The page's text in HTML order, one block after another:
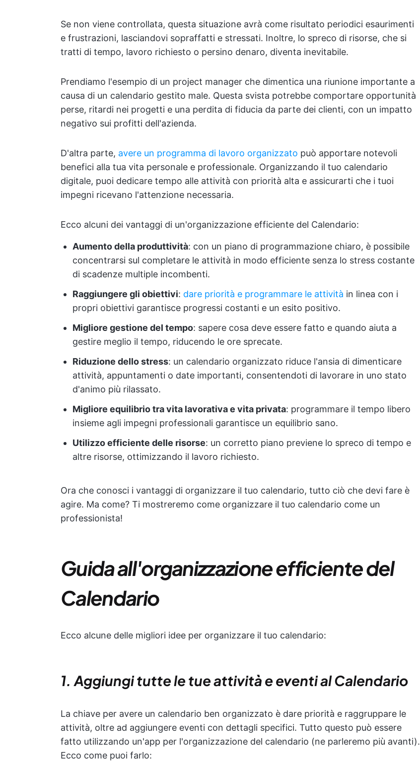
Se non viene controllata, questa situazione avrà come risultato periodici esaurimenti
e frustrazioni, lasciandovi sopraffatti e stressati. Inoltre, lo spreco di risorse, che si
tratti di tempo, lavoro richiesto o persino denaro, diventa inevitabile.
Prendiamo l'esempio di un project manager che dimentica una riunione importante a
causa di un calendario gestito male. Questa svista potrebbe comportare opportunità
perse, ritardi nei progetti e una perdita di fiducia da parte dei clienti, con un impatto
negativo sui profitti dell'azienda.
D'altra parte, avere un programma di lavoro organizzato può apportare notevoli
benefici alla tua vita personale e professionale. Organizzando il tuo calendario
digitale, puoi dedicare tempo alle attività con priorità alta e assicurarti che i tuoi
impegni ricevano l'attenzione necessaria.
Ecco alcuni dei vantaggi di un'organizzazione efficiente del Calendario:
Aumento della produttività: con un piano di programmazione chiaro, è possibile
concentrarsi sul completare le attività in modo efficiente senza lo stress costante
di scadenze multiple incombenti.
Raggiungere gli obiettivi: dare priorità e programmare le attività in linea con i
propri obiettivi garantisce progressi costanti e un esito positivo.
Migliore gestione del tempo: sapere cosa deve essere fatto e quando aiuta a
gestire meglio il tempo, riducendo le ore sprecate.
Riduzione dello stress: un calendario organizzato riduce l'ansia di dimenticare
attività, appuntamenti o date importanti, consentendoti di lavorare in uno stato
d'animo più rilassato.
Migliore equilibrio tra vita lavorativa e vita privata: programmare il tempo libero
insieme agli impegni professionali garantisce un equilibrio sano.
Utilizzo efficiente delle risorse: un corretto piano previene lo spreco di tempo e
altre risorse, ottimizzando il lavoro richiesto.
Ora che conosci i vantaggi di organizzare il tuo calendario, tutto ciò che devi fare è
agire. Ma come? Ti mostreremo come organizzare il tuo calendario come un
professionista!
Guida all'organizzazione efficiente del
Calendario
Ecco alcune delle migliori idee per organizzare il tuo calendario:
1. Aggiungi tutte le tue attività e eventi al Calendario
La chiave per avere un calendario ben organizzato è dare priorità e raggruppare le
attività, oltre ad aggiungere eventi con dettagli specifici. Tutto questo può essere
fatto utilizzando un'app per l'organizzazione del calendario (ne parleremo più avanti).
Ecco come puoi farlo: